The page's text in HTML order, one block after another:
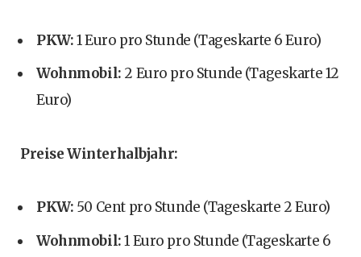
PKW:1 Euro pro Stunde (Tageskarte 6 Euro)
Wohnmobil: 2 Euro pro Stunde (Tageskarte 12
Euro)
Preise Winterhalbjahr:
PKW: 50 Cent pro Stunde (Tageskarte 2 Euro)
Wohnmobil:1 Euro pro Stunde (Tageskarte 6